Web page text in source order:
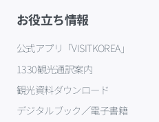
お役立ち情報
公式アプリ「VISITKOREA」
1330観光通訳案内
観光資料ダウンロード
デジタルブック／電子書籍